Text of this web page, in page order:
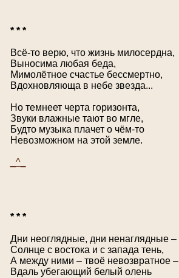
* * *
Всё-то верю, что жизнь милосердна,
Выносима любая беда,
Мимолётное счастье бессмертно,
Вдохновляюща в небе звезда...
Но темнеет черта горизонта,
Звуки влажные тают во мгле,
Будто музыка плачет о чём-то
Невозможном на этой земле.
_^_
* * *
Дни неоглядные, дни ненаглядные –
Солнце с востока и с запада тень,
А между ними – твоё невозвратное –
Вдаль убегающий белый олень